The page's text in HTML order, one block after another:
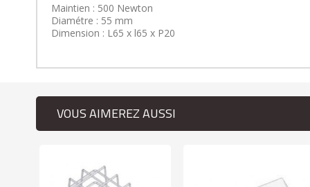
Maintien : 500 Newton
Diamétre : 55 mm
Dimension : L65 x l65 x P20
VOUS AIMEREZ AUSSI